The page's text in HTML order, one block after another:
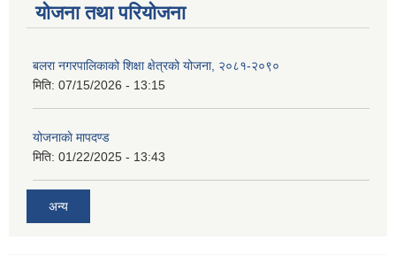
योजना तथा परियोजना
बलरा नगरपालिकाको शिक्षा क्षेत्रको योजना, २०८१-२०९०
मिति: 07/15/2026 - 13:15
योजनाकाे मापदण्ड
मिति: 01/22/2025 - 13:43
अन्य